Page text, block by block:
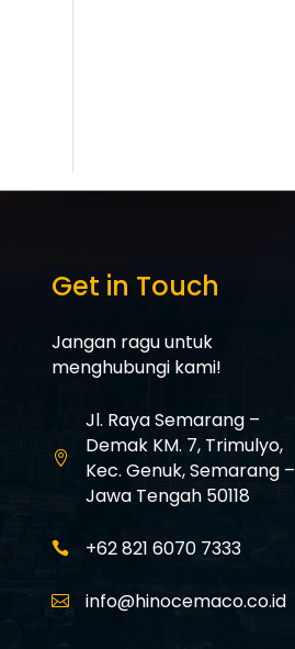
Get in Touch
Jangan ragu untuk
menghubungi kami!

Jl. Raya Semarang –
Demak KM. 7, Trimulyo,
Kec. Genuk,Semarang –
Jawa Tengah 50118
 +62 821 6070 7333
 info@hinocemaco.co.id